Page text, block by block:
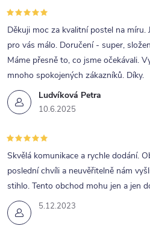
v
ý
p
i
u
Ludvíková Petra
10.6.2025
Děkuji moc za kvalitní postel na míru.
pro vás málo. Doručení - super,
Máme přesně to, co jsme očekávali.
mnoho spokojených zákazníků. Díky.
5.12.2023
Skvělá komunikace a rychle dodání.
poslední chvíli a neuvěřitelně nám
stihlo. Tento obchod mohu jen a jen